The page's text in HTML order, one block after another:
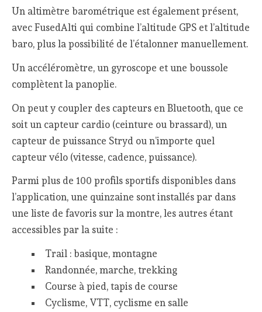
Un altimètre barométrique est également présent,
avec FusedAlti qui combine l’altitude GPS et l’altitude
baro, plus la possibilité de l’étalonner manuellement.
Un accéléromètre, un gyroscope et une boussole
complètent la panoplie.
On peut y coupler des capteurs en Bluetooth, que ce
soit un capteur cardio (ceinture ou brassard), un
capteur de puissance Stryd ou n’importe quel
capteur vélo (vitesse, cadence, puissance).
Parmi plus de 100 profils sportifs disponibles dans
l’application, une quinzaine sont installés par dans
une liste de favoris sur la montre, les autres étant
accessibles par la suite :
Trail : basique, montagne
Randonnée, marche, trekking
Course à pied, tapis de course
Cyclisme, VTT, cyclisme en salle